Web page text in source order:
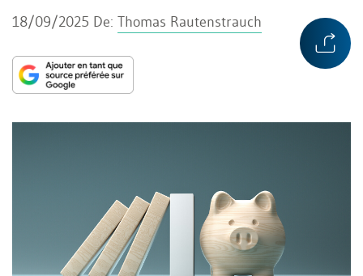
18/09/2025 De: Thomas Rautenstrauch